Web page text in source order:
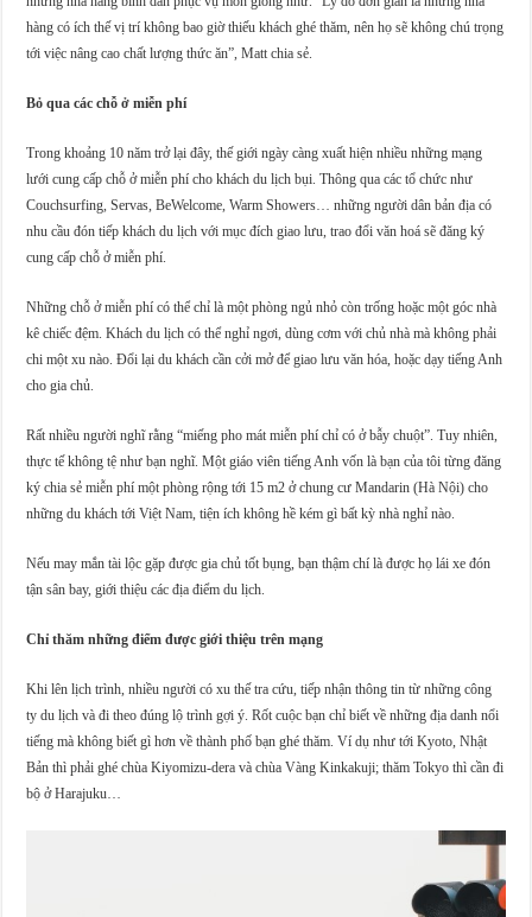
hàng có ích thế vị trí không bao giờ thiếu khách ghé thăm, nên họ sẽ không chú trọng
tới việc nâng cao chất lượng thức ăn”, Matt chia sẻ.
Bỏ qua các chỗ ở miễn phí
Trong khoảng 10 năm trở lại đây, thế giới ngày càng xuất hiện nhiều những mạng
lưới cung cấp chỗ ở miễn phí cho khách du lịch bụi. Thông qua các tổ chức như
Couchsurfing, Servas, BeWelcome, Warm Showers… những người dân bản địa có
nhu cầu đón tiếp khách du lịch với mục đích giao lưu, trao đổi văn hoá sẽ đăng ký
cung cấp chỗ ở miễn phí.
Những chỗ ở miễn phí có thể chỉ là một phòng ngủ nhỏ còn trống hoặc một góc nhà
kê chiếc đệm. Khách du lịch có thể nghỉ ngơi, dùng cơm với chủ nhà mà không phải
chi một xu nào. Đổi lại du khách cần cởi mở để giao lưu văn hóa, hoặc dạy tiếng Anh
cho gia chủ.
Rất nhiều người nghĩ rằng “miếng pho mát miễn phí chỉ có ở bẫy chuột”. Tuy nhiên,
thực tế không tệ như bạn nghĩ. Một giáo viên tiếng Anh vốn là bạn của tôi từng đăng
ký chia sẻ miễn phí một phòng rộng tới 15 m2 ở chung cư Mandarin (Hà Nội) cho
những du khách tới Việt Nam, tiện ích không hề kém gì bất kỳ nhà nghỉ nào.
Nếu may mắn tài lộc gặp được gia chủ tốt bụng, bạn thậm chí là được họ lái xe đón
tận sân bay, giới thiệu các địa điểm du lịch.
Chỉ thăm những điểm được giới thiệu trên mạng
Khi lên lịch trình, nhiều người có xu thế tra cứu, tiếp nhận thông tin từ những công
ty du lịch và đi theo đúng lộ trình gợi ý. Rốt cuộc bạn chỉ biết về những địa danh nổi
tiếng mà không biết gì hơn về thành phố bạn ghé thăm. Ví dụ như tới Kyoto, Nhật
Bản thì phải ghé chùa Kiyomizu-dera và chùa Vàng Kinkakuji; thăm Tokyo thì cần đi
bộ ở Harajuku…